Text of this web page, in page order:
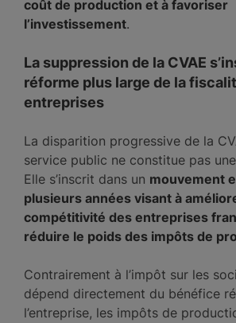
coût de production et à favoriser
l’investissement.
La suppression de la CVAE
réforme plus large de la
entreprises
La disparition progressive de la
service public ne constitue pas
Elle s’inscrit dans un mouvement
plusieurs années visant à
compétitivité des entreprises
réduire le poids des impôts de
Contrairement à l’impôt sur les
dépend directement du bénéfice
l’entreprise, les impôts de